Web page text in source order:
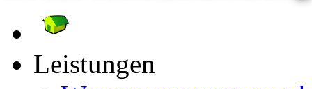
Leistungen